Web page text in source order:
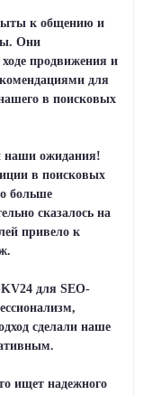
знания в
нашего сайта,
и конкурентную
к общению и
Они
продвижения и
для
в поисковых
наши ожидания!
в поисковых
больше
сказалось на
привело к
для SEO-
сделали наше
ищет надежного